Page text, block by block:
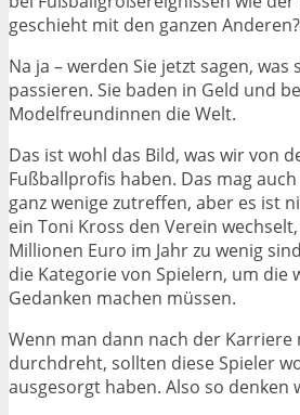
geschieht mit den ganzen Anderen?
Na ja – werden Sie jetzt sagen,
passieren. Sie baden in Geld und
Modelfreundinnen die Welt.
Das ist wohl das Bild, was wir von
Fußballprofis haben. Das mag
ganz wenige zutreffen, aber es ist
ein Toni Kross den Verein
Millionen Euro im Jahr zu wenig
die Kategorie von Spielern, um die
Gedanken machen müssen.
Wenn man dann nach der
durchdreht, sollten diese Spieler
ausgesorgt haben. Also so denken